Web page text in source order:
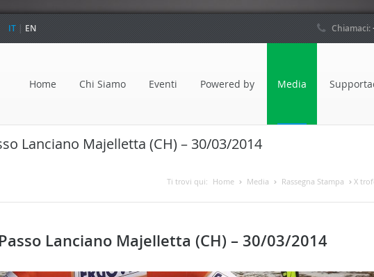
IT | EN Chiamaci:
Home Chi Siamo Eventi Powered by Media
Lanciano Majelletta (CH) – 30/03/2014
Ti trovi qui: Home Media Rassegna Stampa X
Lanciano Majelletta (CH) – 30/03/2014